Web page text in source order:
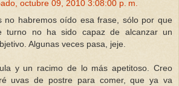
octubre 09, 2010 3:08:00 p. m.
no habremos oído esa frase, sólo por que
turno no ha sido capaz de alcanzar un
Algunas veces pasa, jeje.
y un racimo de lo más apetitoso. Creo
uvas de postre para comer, que ya va